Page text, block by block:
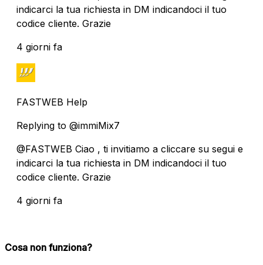
indicarci la tua richiesta in DM indicandoci il tuo
codice cliente. Grazie
4 giorni fa
FASTWEB Help
Replying to @immiMix7
@FASTWEB Ciao , ti invitiamo a cliccare su segui e
indicarci la tua richiesta in DM indicandoci il tuo
codice cliente. Grazie
4 giorni fa
Cosa non funziona?